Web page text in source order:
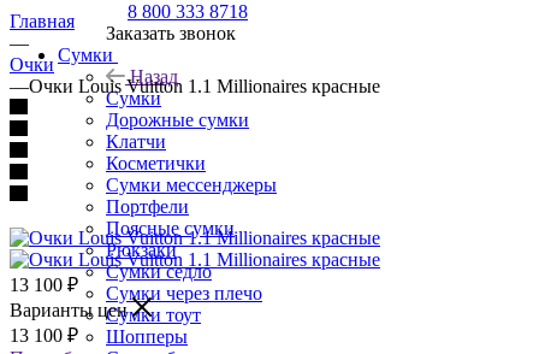
8 800 333 8718
Заказать звонок
Сумки
Назад
Сумки
Дорожные сумки
Клатчи
Косметички
Сумки мессенджеры
Портфели
Поясные сумки
Рюкзаки
Сумки седло
Сумки через плечо
Сумки тоут
Шопперы
Главная
—
Очки
—Очки Louis Vuitton 1.1 Millionaires красные
13 100 ₽
Варианты цен
13 100 ₽